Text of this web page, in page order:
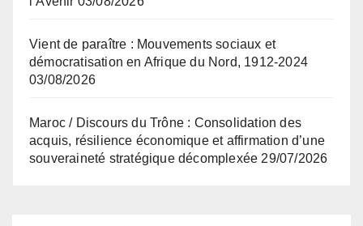
Vient de paraître : Mouvements sociaux et
démocratisation en Afrique du Nord, 1912-2024
03/08/2026
Maroc / Discours du Trône : Consolidation des
acquis, résilience économique et affirmation d’une
souveraineté stratégique décomplexée 29/07/2026